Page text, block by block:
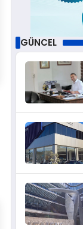
GÜNCEL